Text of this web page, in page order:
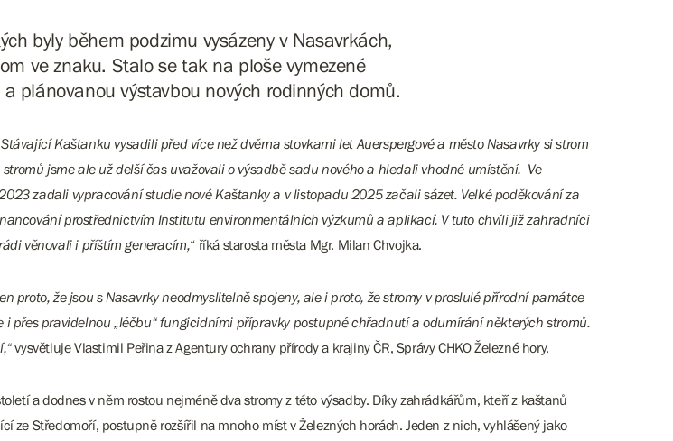
byly během podzimu vysázeny v Nasavrkách,
ve znaku. Stalo se tak na ploše vymezené
plánovanou výstavbou nových rodinných domů.
Kaštanku vysadili před více než dvěma stovkami let Auerspergové a město Nasavrky si strom
jsme ale už delší čas uvažovali o výsadbě sadu nového a hledali vhodné umístění. Ve
zadali vypracování studie nové Kaštanky a v listopadu 2025 začali sázet. Velké poděkování za
prostřednictvím Institutu environmentálních výzkumů a aplikací. V tuto chvíli již zahradníci
věnovali i příštím generacím,“ říká starosta města Mgr. Milan Chvojka.
proto, že jsou s Nasavrky neodmyslitelně spojeny, ale i proto, že stromy v proslulé přírodní památce
přes pravidelnou „léčbu“ fungicidními přípravky postupné chřadnutí a odumírání některých stromů.
vysvětluje Vlastimil Peřina z Agentury ochrany přírody a krajiny ČR, Správy CHKO Železné hory.
a dodnes v něm rostou nejméně dva stromy z této výsadby. Díky zahrádkářům, kteří z kaštanů
ze Středomoří, postupně rozšířil na mnoho míst v Železných horách. Jeden z nich, vyhlášený jako